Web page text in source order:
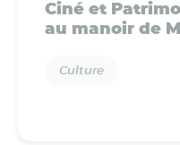
Ciné et
au manoir de
Culture